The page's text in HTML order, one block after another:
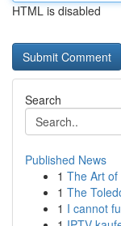
HTML is disabled
Search
Published News
1 The Art
1 The
1 I cannot